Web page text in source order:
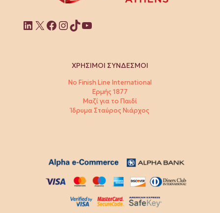
Linkedin
X Facebook
Instagram
TikTok
YouTube
ΧΡΗΣΙΜΟΙ ΣΥΝΔΕΣΜΟΙ
No Finish Line International
Ερμής 1877
Μαζί για το Παιδί
Ίδρυμα Σταύρος Νιάρχος